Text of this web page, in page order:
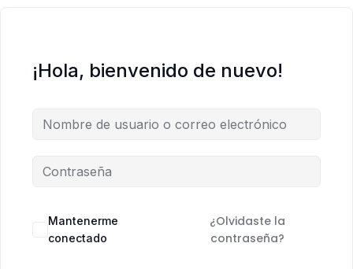
¡Hola, bienvenido de nuevo!
Mantenerme
conectado
¿Olvidaste la
contraseña?